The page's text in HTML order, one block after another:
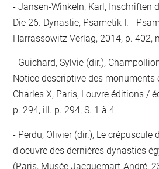
Jansen-Winkeln, Karl, Inschriften
Die 26. Dynastie, Psametik I. -
Harrassowitz Verlag, 2014, p. 402,
Guichard, Sylvie (dir.),
Notice descriptive des monuments
Charles X, Paris, Louvre éditions /
p. 294, ill. p. 294, S. 1 à 4
Perdu, Olivier (dir.), Le crépuscule
d'oeuvre des dernières dynasties
(Paris, Musée Jacquemart-André,